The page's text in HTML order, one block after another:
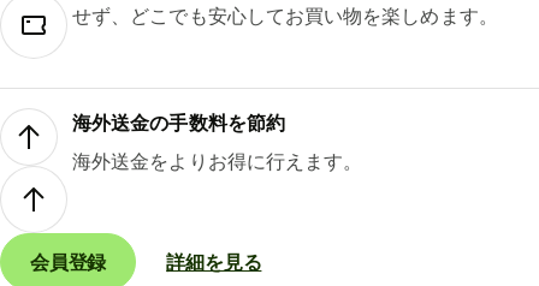
せず、どこでも安心してお買い物を楽しめます。
海外送金の手数料を節約
海外送金をよりお得に行えます。
会員登録 詳細を見る